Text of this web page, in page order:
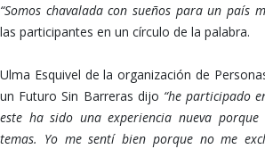
“Somos chavalada con sueños para un país
las participantes en un círculo de la palabra.
Ulma Esquivel de la organización de
un Futuro Sin Barreras dijo “he participado
este ha sido una experiencia nueva
temas. Yo me sentí bien porque no me